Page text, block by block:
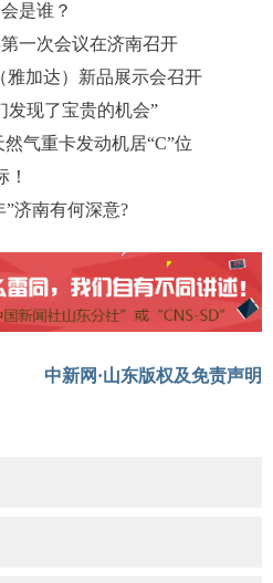
是谁？
一次会议在济南召开
雅加达）新品展示会召开
发现了宝贵的机会”
气重卡发动机居“C”位
”济南有何深意?
中新网·山东版权及免责声明